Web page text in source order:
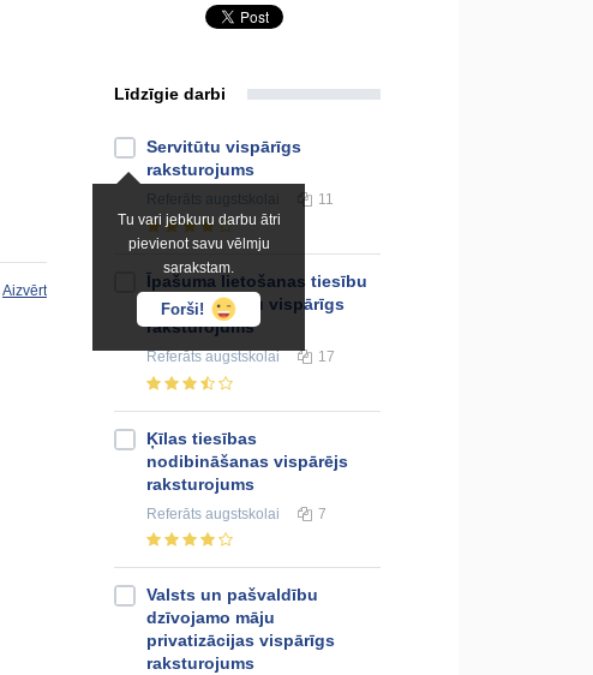
Aizvērt
Līdzīgie darbi
Tu vari jebkuru darbu ātri
pievienot savu vēlmju
sarakstam.
Forši!
Servitūtu vispārīgs
raksturojums
11
Īpašuma lietošanas tiesību
aprobežojumu vispārīgs
raksturojums
Referātsaugstskolai 17
Ķīlas tiesības
nodibināšanas vispārējs
raksturojums
Referāts augstskolai 7
Valsts un pašvaldību
dzīvojamo māju
privatizācijas vispārīgs
raksturojums